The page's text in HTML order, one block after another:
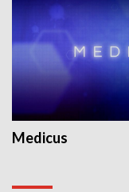
Medicus